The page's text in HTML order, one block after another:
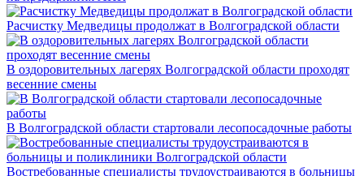
Расчистку Медведицы продолжат в Волгоградской области
В оздоровительных лагерях Волгоградской области проходят
весенние смены
В Волгоградской области стартовали лесопосадочные работы
Востребованные специалисты трудоустраиваются в больницы